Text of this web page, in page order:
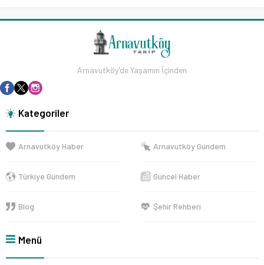
Arnavutköy'de Yaşamın İçinden
Kategoriler
Arnavutköy Haber Arnavutköy Gündem
Türkiye Gündem Güncel Haber
Blog Şehir Rehberi
Menü